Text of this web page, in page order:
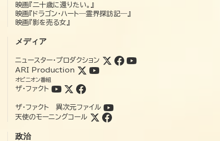
映画『二十歳に還りたい。』
映画『ドラゴン・ハート―霊界探訪記―』
映画『影を売る女』
メディア
ニュースター・プロダクション
ARI Production
オピニオン番組
ザ・ファクト
ザ・ファクト 異次元ファイル
天使のモーニングコール
政治